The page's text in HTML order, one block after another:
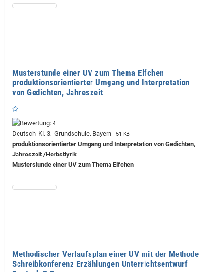
Musterstunde einer UV zum Thema Elfchen
produktionsorientierter Umgang und Interpretation
von Gedichten, Jahreszeit
Deutsch Kl. 3, Grundschule, Bayern 51 KB
produktionsorientierter Umgang und Interpretation von Gedichten,
Jahreszeit /Herbstlyrik
Musterstunde einer UV zum Thema Elfchen
Methodischer Verlaufsplan einer UV mit der Methode
Schreibkonferenz Erzählungen Unterrichtsentwurf